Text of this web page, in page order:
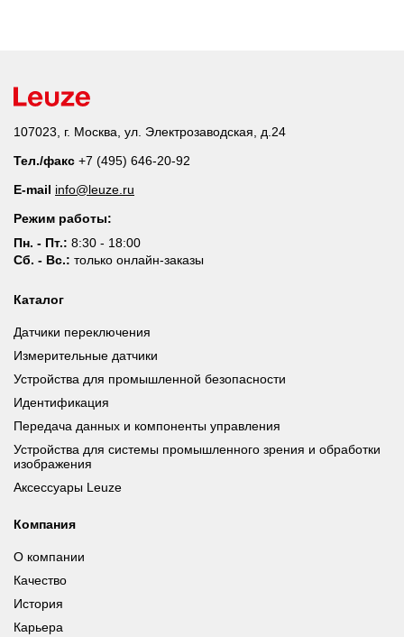
107023, г. Москва, ул. Электрозаводская, д.24
Тел./факс +7 (495) 646-20-92
E-mail info@leuze.ru
Режим работы:
Пн. - Пт.: 8:30 - 18:00
Сб. - Вс.: только онлайн-заказы
Каталог
Датчики переключения
Измерительные датчики
Устройства для промышленной безопасности
Идентификация
Передача данных и компоненты управления
Устройства для системы промышленного зрения и обработки
изображения
Аксессуары Leuze
Компания
О компании
Качество
История
Карьера